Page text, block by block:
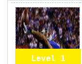
Level 1